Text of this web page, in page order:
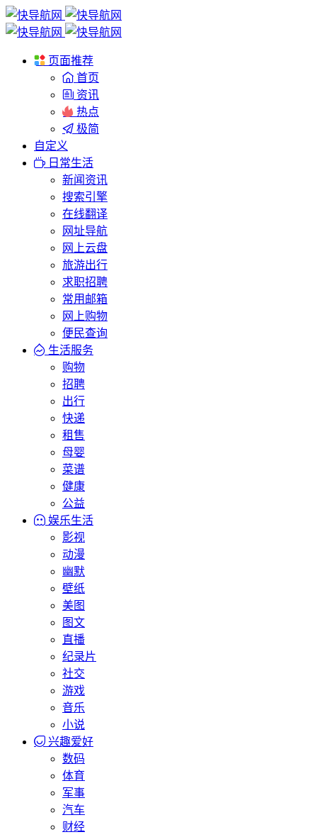
页面推荐
首页
资讯
热点
极简
自定义
日常生活
新闻资讯
搜索引擎
在线翻译
网址导航
网上云盘
旅游出行
求职招聘
常用邮箱
网上购物
便民查询
生活服务
购物
招聘
出行
快递
租售
母婴
菜谱
健康
公益
娱乐生活
影视
动漫
幽默
壁纸
美图
图文
直播
纪录片
社交
游戏
音乐
小说
兴趣爱好
数码
体育
军事
汽车
财经